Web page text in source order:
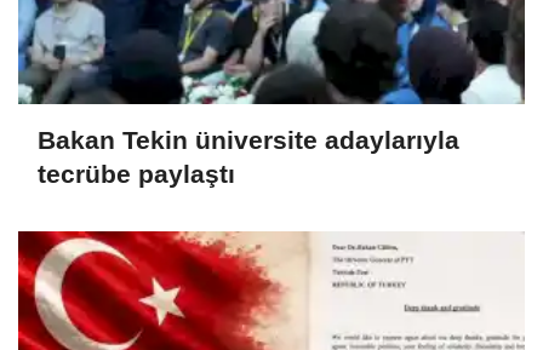
Bakan Tekin üniversite adaylarıyla
tecrübe paylaştı